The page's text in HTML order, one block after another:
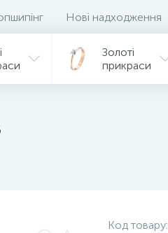
Нові надходження
Золоті
прикраси
Код товару: